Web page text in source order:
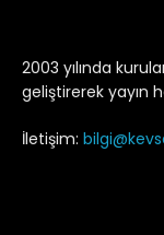
2003 yılında
geliştirerek yayın
İletişim: